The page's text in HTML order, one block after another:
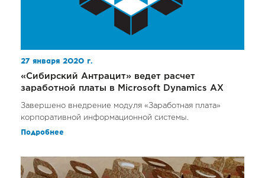
27 января 2020 г.
«Сибирский Антрацит» ведет расчет
заработной платы в Microsoft Dynamics AX
Завершено внедрение модуля «Заработная плата»
корпоративной информационной системы.
Подробнее